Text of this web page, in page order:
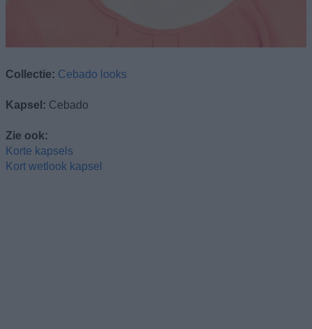
Collectie: Cebado looks
Kapsel: Cebado
Zie ook:
Korte kapsels
Kort wetlook kapsel